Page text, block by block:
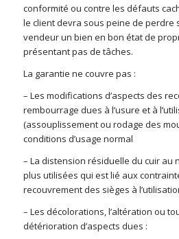
conformité ou contre les défauts
le client devra sous peine de perdre
vendeur un bien en bon état de
présentant pas de tâches.
La garantie ne couvre pas :
– Les modifications d’aspects des
rembourrage dues à l’usure et à
(assouplissement ou rodage des
conditions d’usage normal
– La distension résiduelle du cuir au
plus utilisées qui est lié aux
recouvrement des sièges à
– Les décolorations, l’altération ou
détérioration d’aspects dues :